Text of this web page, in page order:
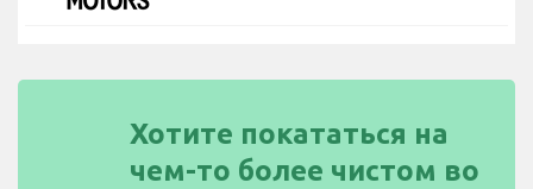
Хотите покататься на
чем-то более чистом во